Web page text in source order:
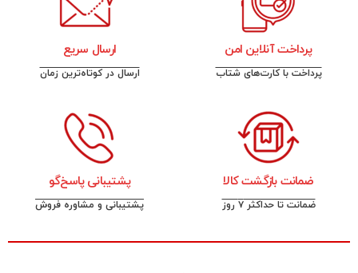
پرداخت آنلاین امن
پرداخت با کارت‌های شتاب
ارسال سریع
ارسال در کوتاه‌ترین زمان
ضمانت بازگشت کالا
ضمانت تا حداکثر ۷ روز
پشتیبانی پاسخ‌گو
پشتیبانی و مشاوره فروش